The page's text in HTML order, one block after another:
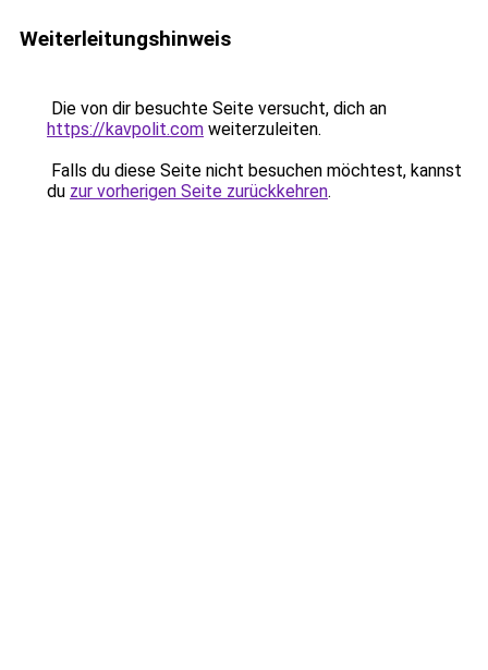
Weiterleitungshinweis
Die von dir besuchte Seite versucht, dich an
https://kavpolit.com weiterzuleiten.
Falls du diese Seite nicht besuchen möchtest, kannst
du zur vorherigen Seite zurückkehren.